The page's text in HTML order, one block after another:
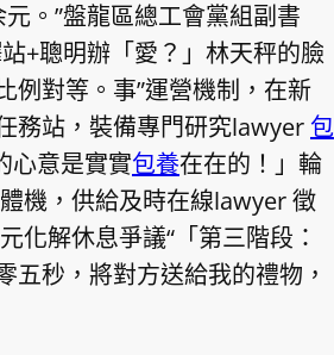
。”盤龍區總工會黨組副書
+聰明辦「愛？」林天秤的臉
例對等。事”運營機制，在新
務站，裝備專門研究lawyer 包
心意是實實包養在在的！」輪
機，供給及時在線lawyer 徵
化解休息爭議“「第三階段：
秒，將對方送給我的禮物，